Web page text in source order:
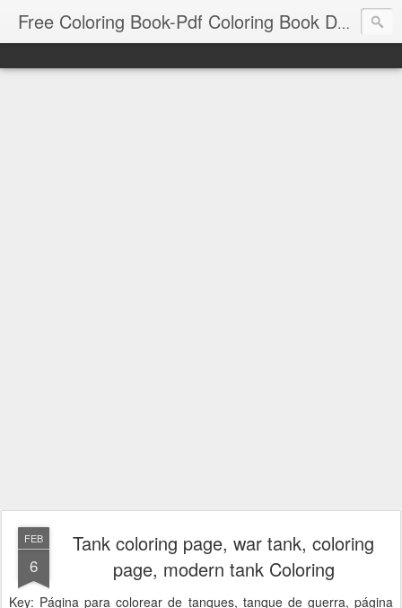
Free Coloring Book-Pdf Coloring Book Download
FEB
6
Tank coloring page, war tank, coloring
page, modern tank Coloring
Key: Página para colorear de tanques, tanque de guerra, página